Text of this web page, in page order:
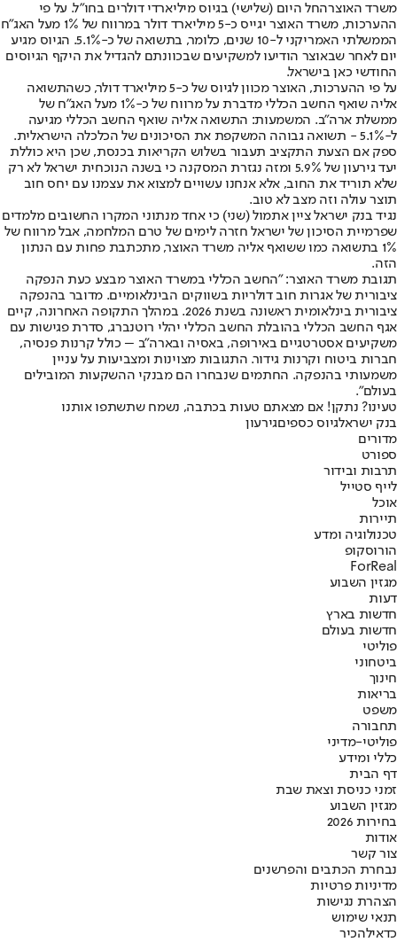
משרד האוצרהחל היום (שלישי) בגיוס מיליארדי דולרים בחו״ל. על פי
ההערכות, משרד האוצר יגייס כ-5 מיליארד דולר במרווח של 1% מעל האג״ח
הממשלתי האמריקני ל-10 שנים, כלומר, בתשואה של כ-5.1%. הגיוס מגיע
יום לאחר שבאוצר הודיעו למשקיעים שבכוונתם להגדיל את היקף הגיוסים
החודשי כאן בישראל.
על פי ההערכות, האוצר מכוון לגיוס של כ-5 מיליארד דולר, כשהתשואה
אליה שואף החשב הכללי מדברת על מרווח של כ-1% מעל האג״ח של
ממשלת ארה״ב. המשמעות: התשואה אליה שואף החשב הכללי מגיעה
ל-5.1% - תשואה גבוהה המשקפת את הסיכונים של הכלכלה הישראלית.
ספק אם הצעת התקציב תעבור בשלוש הקריאות בכנסת, שכן היא כוללת
יעד גירעון של 5.9% ומזה נגזרת המסקנה כי בשנה הנוכחית ישראל לא רק
שלא תוריד את החוב, אלא אנחנו עשויים למצוא את עצמנו עם יחס חוב
תוצר עולה וזה מצב לא טוב.
נגיד בנק ישראל ציין אתמול (שני) כי אחד מנתוני המקרו החשובים מלמדים
שפרמיית הסיכון של ישראל חזרה לימים של טרם המלחמה, אבל מרווח של
1% בתשואה כמו ששואף אליה משרד האוצר, מתכתבת פחות עם הנתון
הזה.
תגובת משרד האוצר: "החשב הכללי במשרד האוצר מבצע כעת הנפקה
ציבורית של אגרות חוב דולריות בשווקים הבינלאומיים. מדובר בהנפקה
ציבורית בינלאומית ראשונה בשנת 2026. במהלך התקופה האחרונה, קיים
אגף החשב הכללי בהובלת החשב הכללי יהלי רוטנברג, סדרת פגישות עם
משקיעים אסטרטגיים באירופה, באסיה ובארה"ב – כולל קרנות פנסיה,
חברות ביטוח וקרנות גידור. התגובות מצוינות ומצביעות על עניין
משמעותי בהנפקה. החתמים שנבחרו הם מבנקי ההשקעות המובילים
בעולם".
טעינו? נתקן! אם מצאתם טעות בכתבה, נשמח שתשתפו אותנו
בנק ישראלגיוס כספיםגירעון
מדורים
ספורט
תרבות ובידור
לייף סטייל
אוכל
תיירות
טכנולוגיה ומדע
הורוסקופ
ForReal
מגזין השבוע
דעות
חדשות בארץ
חדשות בעולם
פוליטי
ביטחוני
חינוך
בריאות
משפט
תחבורה
פוליטי-מדיני
כללי ומידע
דף הבית
זמני כניסת וצאת שבת
מגזין השבוע
בחירות 2026
אודות
צור קשר
נבחרת הכתבים והפרשנים
מדיניות פרטיות
הצהרת נגישות
תנאי שימוש
כדאילהכיר